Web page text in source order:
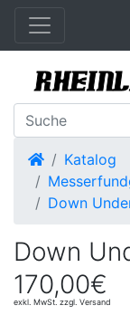
Startseite
Katalog
Down
Down
170,00€
exkl. MwSt. zzgl. Versand